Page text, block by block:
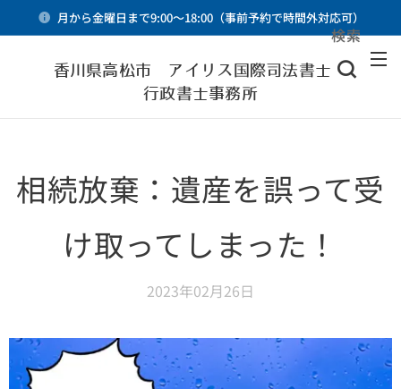
月から金曜日まで9:00～18:00（事前予約で時間外対応可）
香川県高松市 アイリス国際司法書士・
行政書士事務所
検索
相続放棄：遺産を誤って受
け取ってしまった！
2023年02月26日